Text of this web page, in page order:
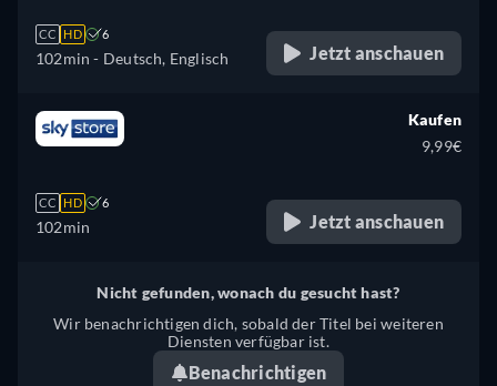
CC HD 6
102min - Deutsch, Englisch Jetzt anschauen
CC HD 6
102min
Kaufen
9,99€
Jetzt anschauen
Nicht gefunden, wonach du gesucht hast?
Wir benachrichtigen dich, sobald der Titel bei weiteren
Diensten verfügbar ist.
Benachrichtigen